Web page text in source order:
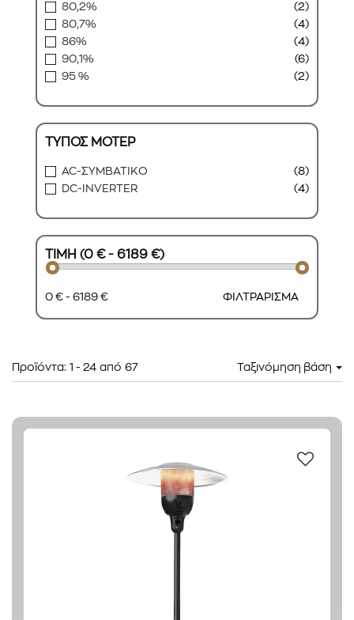
80,2%
(2)
80,7%
(4)
86%
(4)
90,1%
(6)
95 %
(2)
ΤΥΠΟΣ ΜΟΤΕΡ
AC-ΣΥΜΒΑΤΙΚΟ
(8)
DC-INVERTER
(4)
ΤΙΜΗ (0 € - 6189 €)
0 € - 6189 € ΦΙΛΤΡΑΡΙΣΜΑ
Προϊόντα: 1 - 24 από 67 Ταξινόμηση βάση